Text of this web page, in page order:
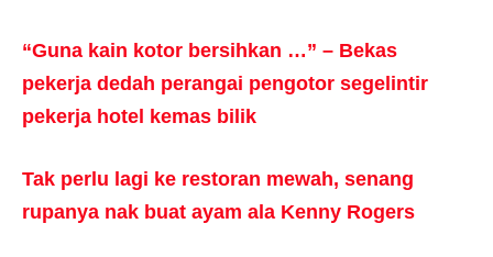
“Guna kain kotor bersihkan …” – Bekas
pekerja dedah perangai pengotor segelintir
pekerja hotel kemas bilik
Tak perlu lagi ke restoran mewah, senang
rupanya nak buat ayam ala Kenny Rogers